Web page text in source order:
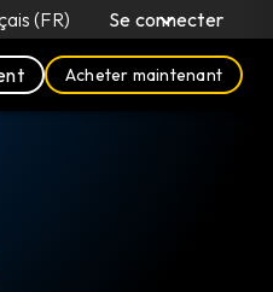
(FR) Se connecter
Acheter maintenant